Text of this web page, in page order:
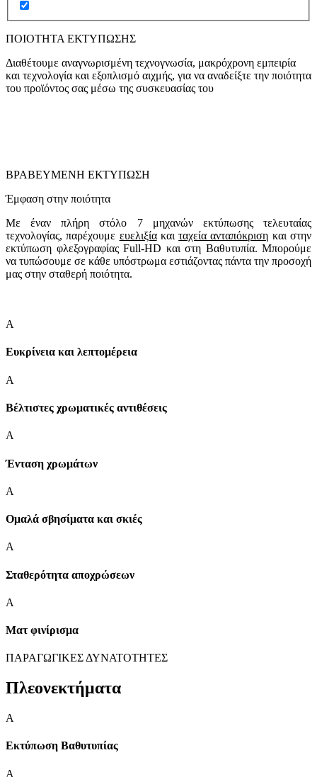
ΠΟΙΟΤΗΤΑ ΕΚΤΥΠΩΣΗΣ
Διαθέτουμε αναγνωρισμένη τεχνογνωσία, μακρόχρονη εμπειρία
και τεχνολογία και εξοπλισμό αιχμής, για να αναδείξτε την ποιότητα
του προϊόντος σας μέσω της συσκευασίας του
ΒΡΑΒΕΥΜΕΝΗ ΕΚΤΥΠΩΣΗ
Έμφαση στην ποιότητα
Με έναν πλήρη στόλο 7 μηχανών εκτύπωσης τελευταίας
τεχνολογίας, παρέχουμε ευελιξίακαιταχεία ανταπόκριση και στην
εκτύπωση φλεξογραφίας Full-HD και στη Βαθυτυπία. Μπορούμε
να τυπώσουμε σε κάθε υπόστρωμα εστιάζοντας πάντα την προσοχή
μας στην σταθερή ποιότητα.
A
Ευκρίνεια και λεπτομέρεια
A
Βέλτιστες χρωματικές αντιθέσεις
A
Ένταση χρωμάτων
A
Ομαλά σβησίματα και σκιές
A
Σταθερότητα αποχρώσεων
A
Ματ φινίρισμα
ΠΑΡΑΓΩΓΙΚΕΣ ΔΥΝΑΤΟΤΗΤΕΣ
Πλεονεκτήματα
A
Εκτύπωση Βαθυτυπίας
A